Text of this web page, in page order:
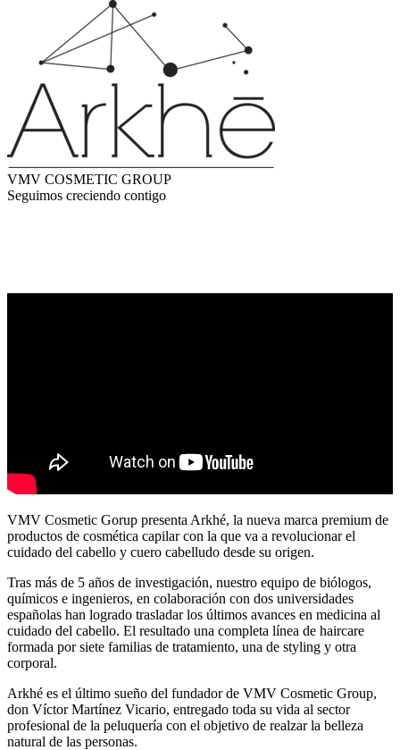
VMV COSMETIC GROUP
Seguimos creciendo contigo
VMV Cosmetic Gorup presenta Arkhé, la nueva marca premium de
productos de cosmética capilar con la que va a revolucionar el
cuidado del cabello y cuero cabelludo desde su origen.
Tras más de 5 años de investigación, nuestro equipo de biólogos,
químicos e ingenieros, en colaboración con dos universidades
españolas han logrado trasladar los últimos avances en medicina al
cuidado del cabello. El resultado una completa línea de haircare
formada por siete familias de tratamiento, una de styling y otra
corporal.
Arkhé es el último sueño del fundador de VMV Cosmetic Group,
don Víctor Martínez Vicario, entregado toda su vida al sector
profesional de la peluquería con el objetivo de realzar la belleza
natural de las personas.